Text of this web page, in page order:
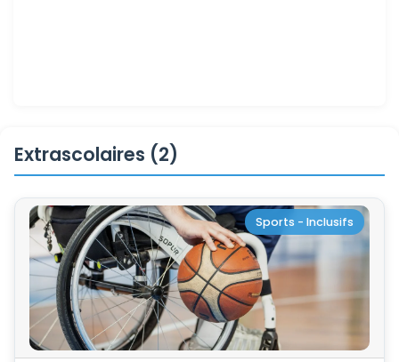
Extrascolaires (2)
Sports - Inclusifs